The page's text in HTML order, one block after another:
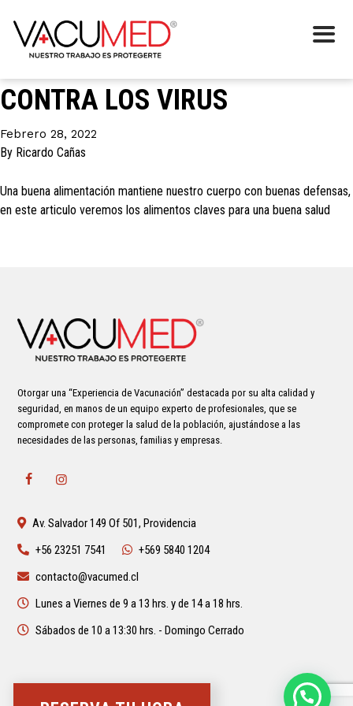
Etiqueta:alimentación
UNA BUENA ALIMENTACIÓN
CONTRA LOS VIRUS
Febrero 28, 2022
By Ricardo Cañas
Una buena alimentación mantiene nuestro cuerpo con buenas defensas,
en este articulo veremos los alimentos claves para una buena salud
Otorgar una “Experiencia de Vacunación” destacada por su alta calidad y
seguridad, en manos de un equipo experto de profesionales, que se
compromete con proteger la salud de la población, ajustándose a las
necesidades de las personas, familias y empresas.
Av. Salvador 149 Of 501, Providencia
+56 23251 7541
+569 5840 1204
contacto@vacumed.cl
Lunes a Viernes de 9 a 13 hrs. y de 14 a 18 hrs.
Sábados de 10 a 13:30 hrs. - Domingo Cerrado